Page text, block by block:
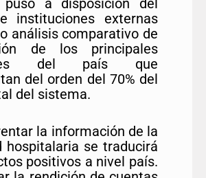
puso a disposición del
instituciones externas
análisis comparativo de
de los principales
del país que
del orden del 70% del
del sistema.
la información de la
hospitalaria se traducirá
positivos a nivel país.